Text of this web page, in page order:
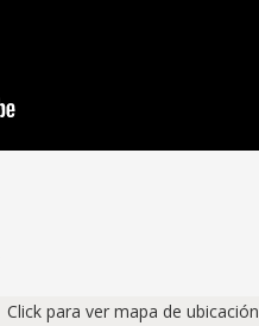
Click para ver mapa de ubicación